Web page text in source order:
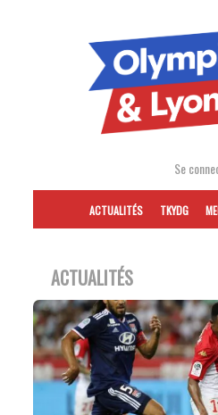
Se
ACTUALITÉS TKYDG
ACTUALITÉS